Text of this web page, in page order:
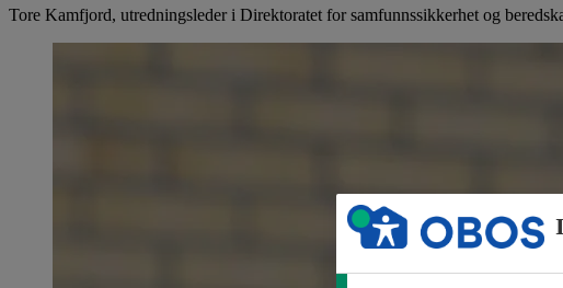
Tore Kamfjord, utredningsleder i Direktoratet for samfunnssikkerhet og